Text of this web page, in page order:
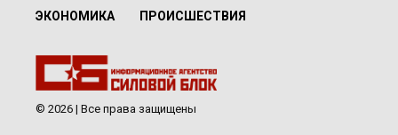
ЭКОНОМИКА ПРОИСШЕСТВИЯ
© 2026 | Все права защищены